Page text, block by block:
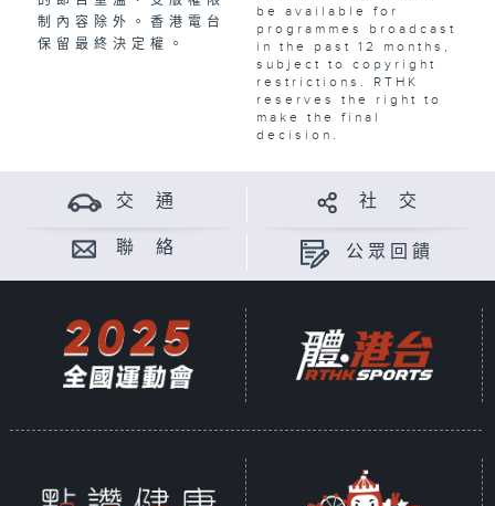
制內容除外。香港電台
保留最終決定權。
be available for
programmes broadcast
in the past 12 months,
subject to copyright
restrictions. RTHK
reserves the right to
make the final
decision.
交 通 社 交
聯 絡 公眾回饋